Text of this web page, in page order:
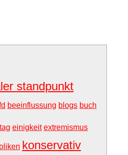
standpunkt
beeinflussung blogs buch
einigkeit extremismus
konservativ